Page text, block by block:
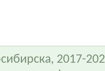
2017-